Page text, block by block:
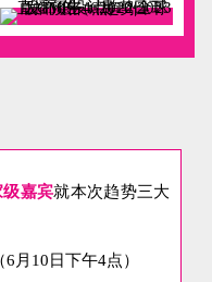
嘉宾就本次趋势三大